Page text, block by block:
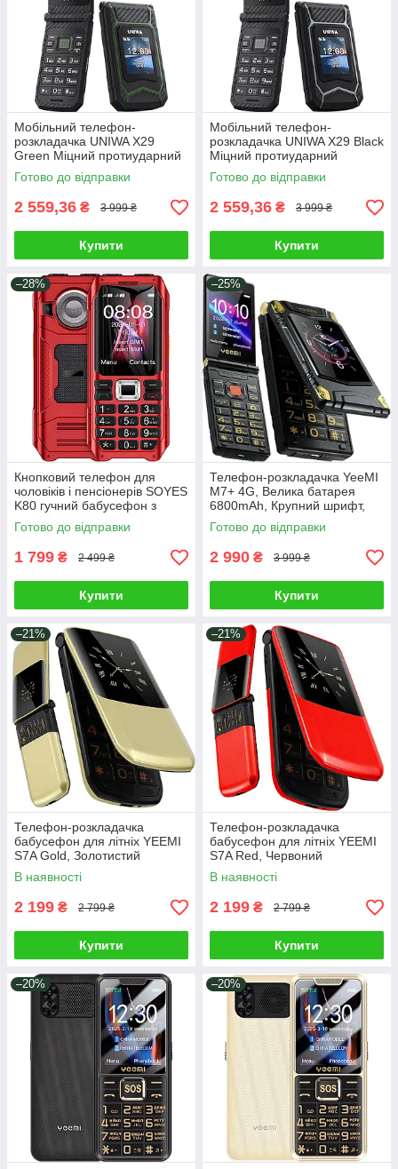
Мобільний телефон-
розкладачка UNIWA X29
Green Міцний протиударний
бабушкофон з великими
кнопками і гучним динаміком
Зелений
Готово до відправки
2 559,36 ₴ 3 999 ₴
Купити
Мобільний телефон-
розкладачка UNIWA X29 Black
Міцний протиударний
бабушкофон з великими
кнопками і гучним динаміком
Чорний
Готово до відправки
2 559,36 ₴ 3 999 ₴
Купити
–28%
Кнопковий телефон для
чоловіків і пенсіонерів SOYES
K80 гучний бабусефон з
великими кнопками і
екраном, Червоний
Готово до відправки
1 799 ₴ 2 499 ₴
Купити
–25%
Телефон-розкладачка YeeMI
M7+ 4G, Велика батарея
6800mAh, Крупний шрифт,
FM, SOS, Великий дисплей
3"
Готово до відправки
2 990 ₴ 3 999 ₴
Купити
–21%
Телефон-розкладачка
бабусефон для літніх YEEMI
S7A Gold, Золотистий
В наявності
2 199 ₴ 2 799 ₴
Купити
–21%
Телефон-розкладачка
бабусефон для літніх YEEMI
S7A Red, Червоний
В наявності
2 199 ₴ 2 799 ₴
Купити
–20% –20%